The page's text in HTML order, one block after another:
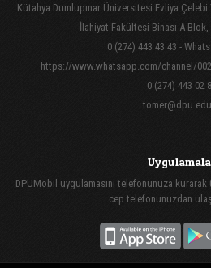
Kütahya Dumlupınar Üniversitesi Evliya Çelebi
İlahiyat Fakültesi Binası A
0 (274) 443 43 43 -
https://www.whatsapp.com/channel/
0 (274) 443 02
DPUMobil uygulamasını telefonunuza
cep telefonunuzdan